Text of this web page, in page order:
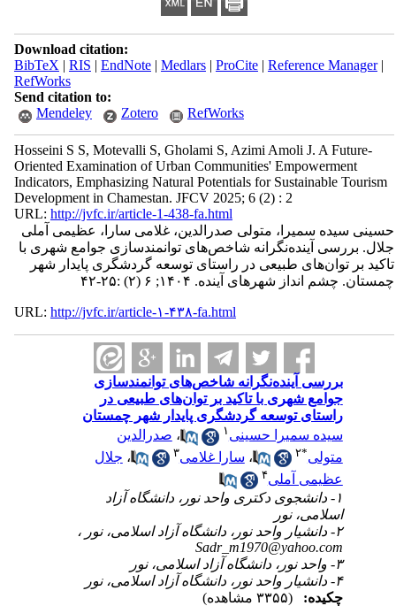
Download citation:
BibTeX | RIS | EndNote| Medlars| ProCite| Reference Manager|
RefWorks
Send citation to:
Mendeley
Zotero RefWorks
Hosseini S S, Motevalli S, Gholami S, Azimi Amoli J. A Future-
Oriented Examination of Urban Communities' Empowerment
Indicators, Emphasizing Natural Potentials for Sustainable Tourism
Development in Chamestan. JFCV 2025; 6 (2) : 2
URL: http://jvfc.ir/article-1-438-fa.html
حسینی سیده سمیرا، متولی صدرالدین، غلامی سارا، عظیمی آملی
جلال. بررسی آینده‌نگرانه شاخص‌های توانمندسازی جوامع شهری با
تاکید بر توان‌های طبیعی در راستای توسعه گردشگری پایدار شهر
چمستان. چشم انداز شهرهای آینده. ۱۴۰۴; ۶ (۲) :۲۵-۴۲
URL: http://jvfc.ir/article-۱-۴۳۸-fa.html
بررسی آینده‌نگرانه شاخص‌های توانمندسازی
جوامع شهری با تاکید بر توان‌های طبیعی در
راستای توسعه گردشگری پایدار شهر چمستان
سیده سمیرا حسینی ۱ ، صدرالدین
متولی*۲ ، سارا غلامی۳ ، جلال
عظیمی آملی۴
۱- دانشجوی دکتری واحد نور، دانشگاه آزاد
اسلامی، نور
۲- دانشیار واحد نور، دانشگاه آزاد اسلامی، نور ،
Sadr_m1970@yahoo.com
۳- واحد نور، دانشگاه آزاد اسلامی، نور
۴- دانشیار واحد نور، دانشگاه آزاد اسلامی، نور
چکیده:
(۳۳۵۵ مشاهده)